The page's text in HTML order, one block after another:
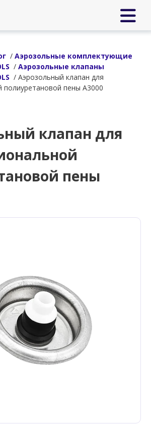
/ Аэрозольные комплектующие
/ Аэрозольные клапаны
/ Аэрозольный клапан для
полиуретановой пены А3000
клапан для
пены